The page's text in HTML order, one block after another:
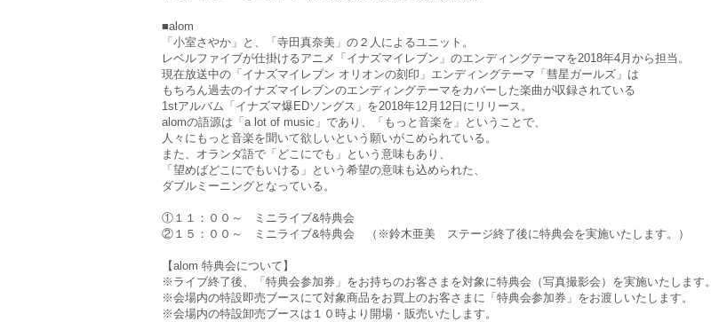
■alom
「小室さやか」と、「寺田真奈美」の２人によるユニット。
レベルファイブが仕掛けるアニメ「イナズマイレブン」のエンディングテーマを2018年4月から担当。
現在放送中の「イナズマイレブン オリオンの刻印」エンディングテーマ「彗星ガールズ」は
もちろん過去のイナズマイレブンのエンディングテーマをカバーした楽曲が収録されている
1stアルバム「イナズマ爆EDソングス」を2018年12月12日にリリース。
alomの語源は「a lot of music」であり、「もっと音楽を」ということで、
人々にもっと音楽を聞いて欲しいという願いがこめられている。
また、オランダ語で「どこにでも」という意味もあり、
「望めばどこにでもいける」という希望の意味も込められた、
ダブルミーニングとなっている。
①１１：００～ ミニライブ&特典会
②１５：００～ ミニライブ&特典会 （※鈴木亜美 ステージ終了後に特典会を実施いたします。）
【alom 特典会について】
※ライブ終了後、「特典会参加券」をお持ちのお客さまを対象に特典会（写真撮影会）を実施いたします。
※会場内の特設即売ブースにて対象商品をお買上のお客さまに「特典会参加券」をお渡しいたします。
※会場内の特設卸売ブースは１０時より開場・販売いたします。